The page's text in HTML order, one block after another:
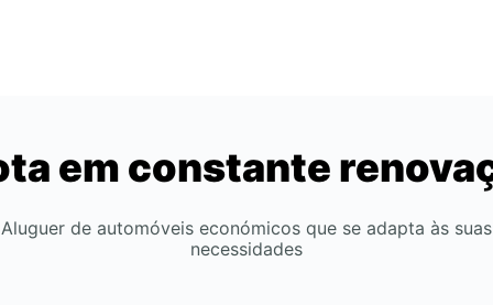
em constante
Aluguer de automóveis económicos que se adapta às suas
necessidades